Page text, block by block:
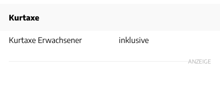
Kurtaxe
Kurtaxe Erwachsener inklusive
ANZEIGE